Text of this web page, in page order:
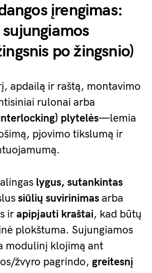
įrengimas:
po žingsnio)
apdailą ir raštą, montavimo
rulonai arba
plytelės—lemia
pjovimo tikslumą ir
lygus, sutankintas
siūlių suvirinimas arba
ir apipjauti kraštai, kad būtų
plokštuma. Sujungiamos
modulinį klojimą ant
žvyro pagrindo, greitesnį